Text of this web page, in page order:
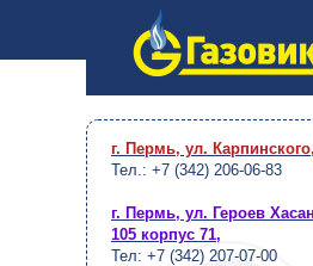
г. Пермь, ул.
Тел.: +7 (342) 206-06-83
г. Пермь, ул. Героев
105 корпус 71,
Тел: +7 (342) 207-07-00